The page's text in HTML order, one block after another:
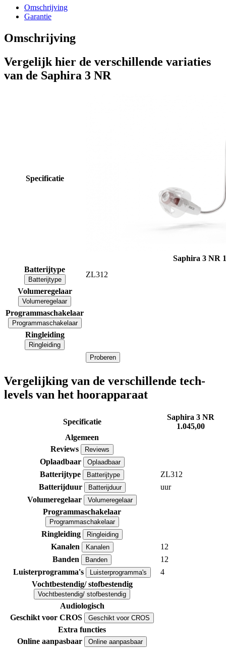
Omschrijving
Garantie
Omschrijving
Vergelijk hier de verschillende variaties
van de Saphira 3 NR
Specificatie
Saphira 3 NR
Batterijtype
Batterijtype
ZL312
Volumeregelaar
Volumeregelaar
Programmaschakelaar
Programmaschakelaar
Ringleiding
Ringleiding
Proberen
Vergelijking van de verschillende tech-
levels van het hoorapparaat
Specificatie
Saphira 3 NR
1.045,00
Algemeen
Reviews
Reviews
Oplaadbaar Oplaadbaar
Batterijtype Batterijtype
ZL312
Batterijduur
Batterijduur
uur
Volumeregelaar
Volumeregelaar
Programmaschakelaar
Programmaschakelaar
Ringleiding Ringleiding
Kanalen Kanalen
12
Banden
Banden
12
Luisterprogramma's
Luisterprogramma's
4
Vochtbestendig/ stofbestendig
Vochtbestendig/ stofbestendig
Audiologisch
Geschikt voor CROS
Geschikt voor CROS
Extra functies
Online aanpasbaar
Online aanpasbaar